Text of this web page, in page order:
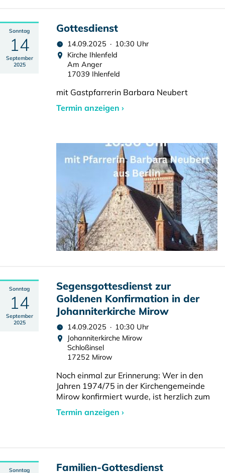
Sonntag
14
September
2025
Gottesdienst
14.09.2025 · 10:30 Uhr
Kirche Ihlenfeld
Am Anger
17039 Ihlenfeld
mit Gastpfarrerin Barbara Neubert
Termin anzeigen ›
Sonntag
14
September
2025
Segensgottesdienst zur
Goldenen Konfirmation in der
Johanniterkirche Mirow
14.09.2025 · 10:30 Uhr
Johanniterkirche Mirow
Schloßinsel
17252 Mirow
Noch einmal zur Erinnerung: Wer in den
Jahren 1974/75 in der Kirchengemeinde
Mirow konfirmiert wurde, ist herzlich zum
Termin anzeigen ›
Sonntag Familien-Gottesdienst